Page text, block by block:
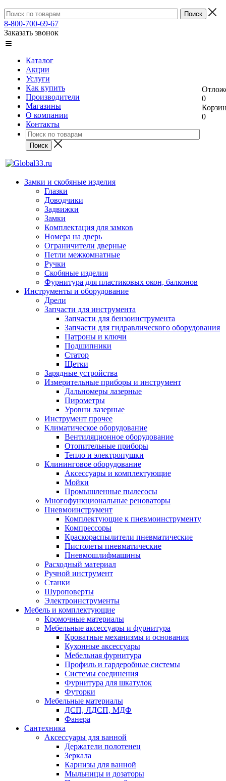
8-800-700-69-67
Заказать звонок
Каталог
Акции
Услуги
Как купить
Производители
Магазины
О компании
Контакты
0
0
Замки и скобяные изделия
Глазки
Доводчики
Задвижки
Замки
Комплектация для замков
Номера на дверь
Ограничители дверные
Петли межкомнатные
Ручки
Скобяные изделия
Фурнитура для пластиковых окон, балконов
Инструменты и оборудование
Дрели
Запчасти для инструмента
Запчасти для бензоинструмента
Запчасти для гидравлического оборудования
Патроны и ключи
Подшипники
Статор
Щетки
Зарядные устройства
Измерительные приборы и инструмент
Дальномеры лазерные
Пирометры
Уровни лазерные
Инструмент прочее
Климатическое оборудование
Вентиляционное оборудование
Отопительные приборы
Тепло и электропушки
Клининговое оборудование
Аксессуары и комплектующие
Мойки
Промышленные пылесосы
Многофункциональные реноваторы
Пневмоинструмент
Комплектующие к пневмоинструменту
Компрессоры
Краскораспылители пневматические
Пистолеты пневматические
Пневмошлифмашины
Расходный материал
Ручной инструмент
Станки
Шуроповерты
Электроинструменты
Мебель и комплектующие
Кромочные материалы
Мебельные аксессуары и фурнитура
Кроватные механизмы и основания
Кухонные аксессуары
Мебельная фурнитура
Профиль и гардеробные системы
Системы соединения
Фурнитура для шкатулок
Футорки
Мебельные материалы
ДСП, ЛДСП, МДФ
Фанера
Сантехника
Аксессуары для ванной
Держатели полотенец
Зеркала
Карнизы для ванной
Мыльницы и дозаторы